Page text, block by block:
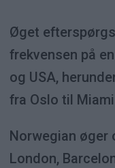
Øget
frekvensen på
og USA,
fra Oslo til
Norwegian øger
London,